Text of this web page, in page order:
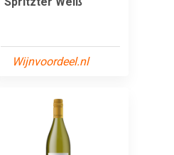
Wijnvoordeel.nl